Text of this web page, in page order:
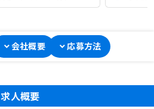
会社概要 応募方法
求人概要